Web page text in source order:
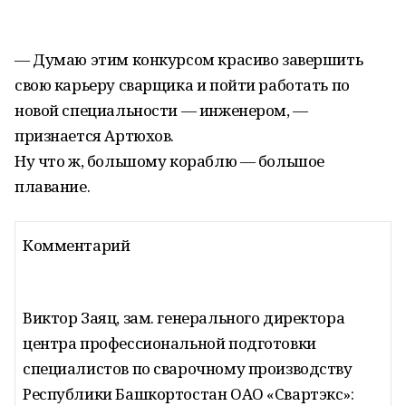
— Думаю этим конкурсом красиво завершить
свою карьеру сварщика и пойти работать по
новой специальности — инженером, —
признается Артюхов.
Ну что ж, большому кораблю — большое
плавание.
Комментарий
Виктор Заяц, зам. генерального директора
центра профессиональной подготовки
специалистов по сварочному производству
Республики Башкортостан ОАО «Свартэкс»: